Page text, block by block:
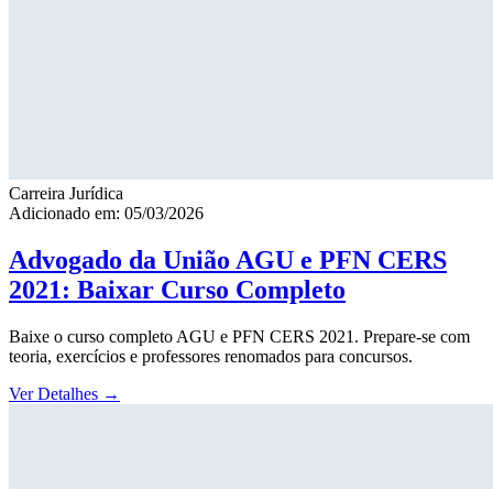
Carreira Jurídica
Adicionado em: 05/03/2026
Advogado da União AGU e PFN CERS
2021: Baixar Curso Completo
Baixe o curso completo AGU e PFN CERS 2021. Prepare-se com
teoria, exercícios e professores renomados para concursos.
Ver Detalhes →